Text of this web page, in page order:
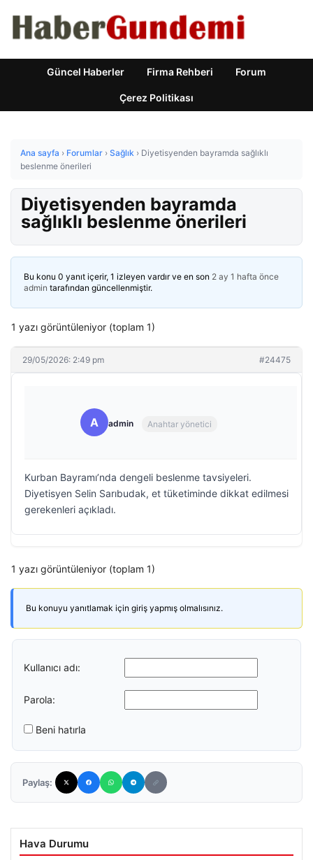
Güncel Haberler Firma Rehberi Forum
Çerez Politikası
Ana sayfa › Forumlar › Sağlık › Diyetisyenden bayramda sağlıklı
beslenme önerileri
Diyetisyenden bayramda
sağlıklı beslenme önerileri
Bu konu 0 yanıt içerir, 1 izleyen vardır ve en son 2 ay 1 hafta önce
admin tarafından güncellenmiştir.
1 yazı görüntüleniyor (toplam 1)
29/05/2026: 2:49 pm #24475
A admin Anahtar yönetici
Kurban Bayramı’nda dengeli beslenme tavsiyeleri.
Diyetisyen Selin Sarıbudak, et tüketiminde dikkat edilmesi
gerekenleri açıkladı.
1 yazı görüntüleniyor (toplam 1)
Bu konuyu yanıtlamak için giriş yapmış olmalısınız.
Kullanıcı adı:
Parola:
Beni hatırla
Paylaş:
Hava Durumu